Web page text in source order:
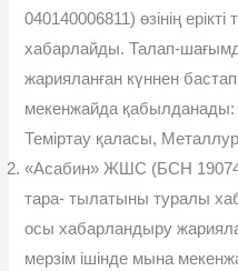
040140006811) өзінің
хабарлайды. Талап-
жарияланған күннен
мекенжайда
Теміртау қаласы,
«Асабин» ЖШС (БСН
тара- тылатыны туралы
осы хабарландыру
мерзім ішінде мына